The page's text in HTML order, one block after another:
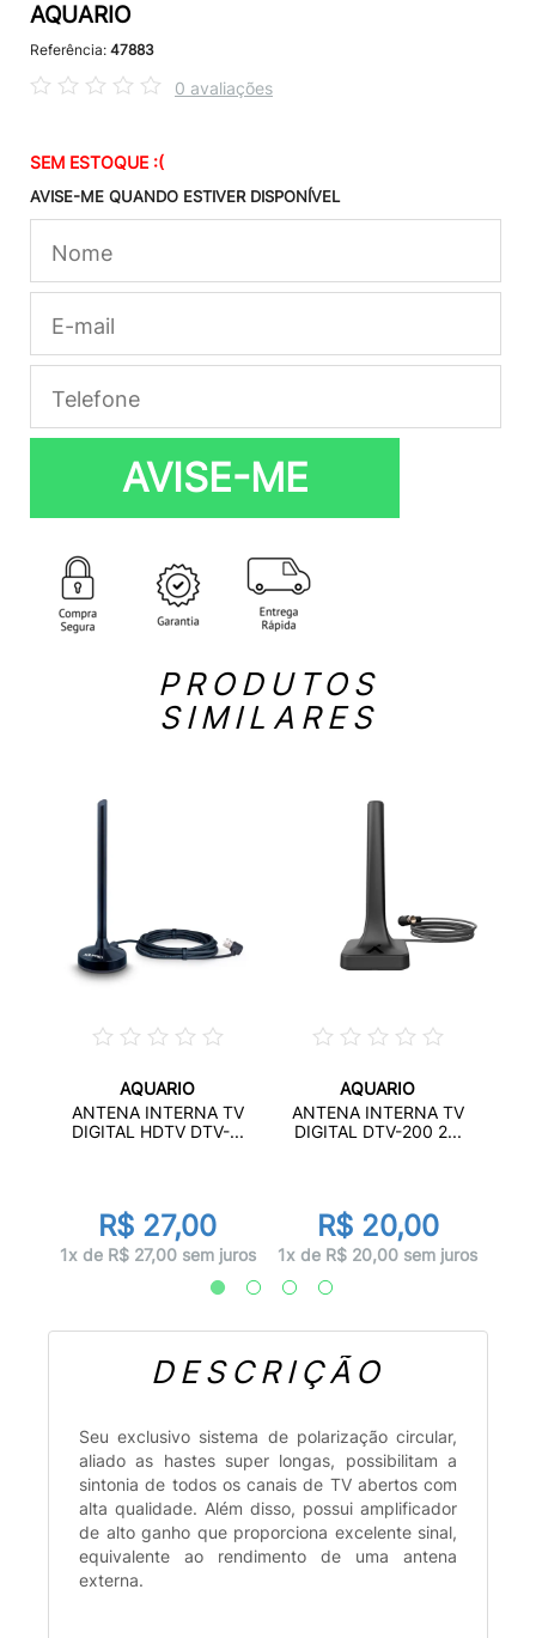
AQUARIO
Referência: 47883
0 avaliações
SEM ESTOQUE :(
AVISE-ME QUANDO ESTIVER DISPONÍVEL
AVISE-ME
PRODUTOS
SIMILARES
AQUARIO
ANTENA INTERNA TV
DIGITAL HDTV DTV-...
R$ 27,00
1x de R$ 27,00 sem juros
AQUARIO
ANTENA INTERNA TV
DIGITAL DTV-200 2...
R$ 20,00
1x de R$ 20,00 sem juros
DESCRIÇÃO
Seu exclusivo sistema de polarização circular,
aliado as hastes super longas, possibilitam a
sintonia de todos os canais de TV abertos com
alta qualidade. Além disso, possui amplificador
de alto ganho que proporciona excelente sinal,
equivalente ao rendimento de uma antena
externa.